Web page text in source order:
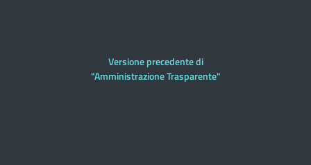
Versione precedente di
"Amministrazione Trasparente"